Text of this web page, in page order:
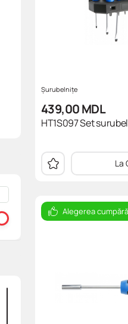
Șurubelnițe
439,00MDL
HT1S097 Set
La
Alegerea